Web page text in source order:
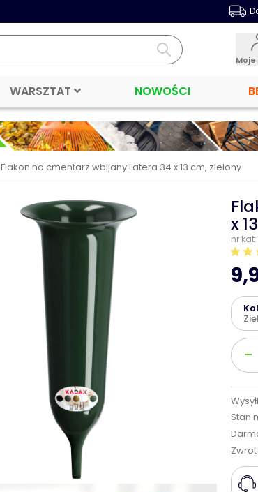
WARSZTAT NOWOŚCI
Flakon na cmentarz wbijany Latera 34 x 13 cm, zielony
x
nr
-
Ilość
Stan